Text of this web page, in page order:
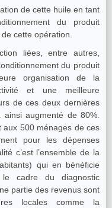
du produit
cette opération.
liées, entre autres,
du produit
organisation de la
et une meilleure
de ces deux dernières
augmenté de 80%.
aux 500 ménages de ces
pour les dépenses
c’est l’ensemble de la
qui en bénéficie
le cadre du diagnostic
partie des revenus sont
locales comme la